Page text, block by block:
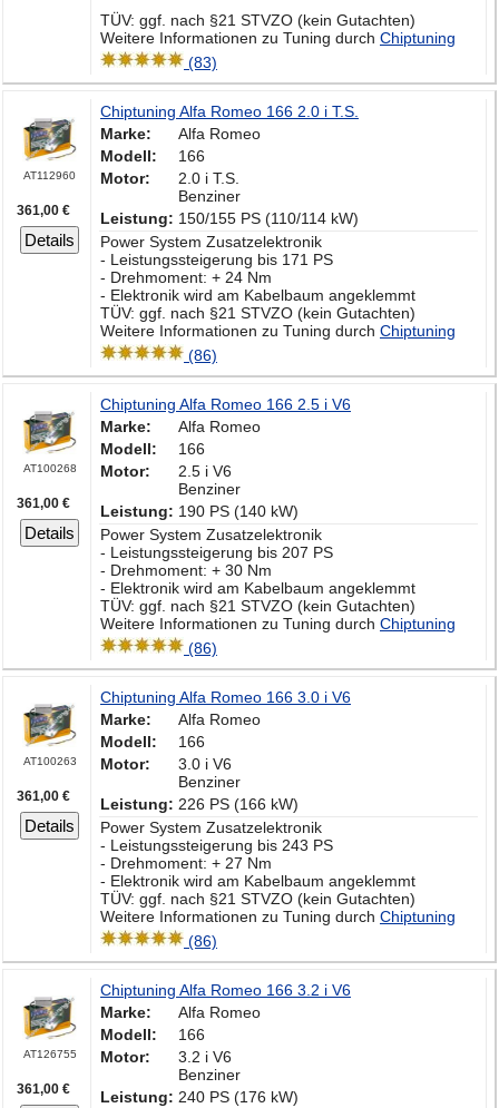
TÜV: ggf. nach §21 STVZO (kein Gutachten)
Weitere Informationen zu Tuning durch Chiptuning
(83)
AT112960
361,00 €
Details
Chiptuning Alfa Romeo 166 2.0 i T.S.
Marke:
Alfa Romeo
Modell:
166
Motor:
2.0 i T.S.
Benziner
Leistung: 150/155 PS (110/114 kW)
Power System Zusatzelektronik
- Leistungssteigerung bis 171 PS
- Drehmoment: + 24 Nm
- Elektronik wird am Kabelbaum angeklemmt
TÜV: ggf. nach §21 STVZO (kein Gutachten)
Weitere Informationen zu Tuning durch Chiptuning
(86)
AT100268
361,00 €
Details
Chiptuning Alfa Romeo 166 2.5 i V6
Marke:
Alfa Romeo
Modell:
166
Motor:
2.5 i V6
Benziner
Leistung: 190 PS (140 kW)
Power System Zusatzelektronik
- Leistungssteigerung bis 207 PS
- Drehmoment: + 30 Nm
- Elektronik wird am Kabelbaum angeklemmt
TÜV: ggf. nach §21 STVZO (kein Gutachten)
Weitere Informationen zu Tuning durch Chiptuning
(86)
AT100263
361,00 €
Details
Chiptuning Alfa Romeo 166 3.0 i V6
Marke:
Alfa Romeo
Modell:
166
Motor:
3.0 i V6
Benziner
Leistung: 226 PS (166 kW)
Power System Zusatzelektronik
- Leistungssteigerung bis 243 PS
- Drehmoment: + 27 Nm
- Elektronik wird am Kabelbaum angeklemmt
TÜV: ggf. nach §21 STVZO (kein Gutachten)
Weitere Informationen zu Tuning durch Chiptuning
(86)
AT126755
361,00 €
Chiptuning Alfa Romeo 166 3.2 i V6
Marke:
Alfa Romeo
Modell:
166
Motor:
3.2 i V6
Benziner
Leistung: 240 PS (176 kW)